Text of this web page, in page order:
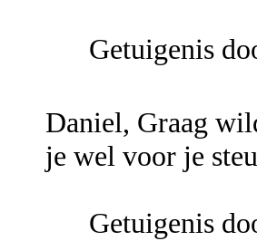
Getuigenis
Daniel, Graag
je wel voor je
Getuigenis